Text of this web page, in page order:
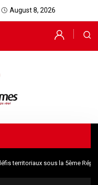
August 8, 2026
territoriaux sous la 5ème